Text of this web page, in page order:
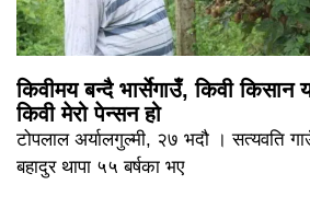
किवीमय बन्दै भार्सेगाउँ, किवी किसान
किवी मेरो पेन्सन हो
टोपलाल अर्यालगुल्मी, २७ भदौ । सत्यवति
बहादुर थापा ५५ बर्षका भए